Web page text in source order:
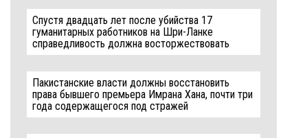
Спустя двадцать лет после убийства 17
гуманитарных работников на Шри-Ланке
справедливость должна восторжествовать
Пакистанские власти должны восстановить
права бывшего премьера Имрана Хана, почти три
года содержащегося под стражей